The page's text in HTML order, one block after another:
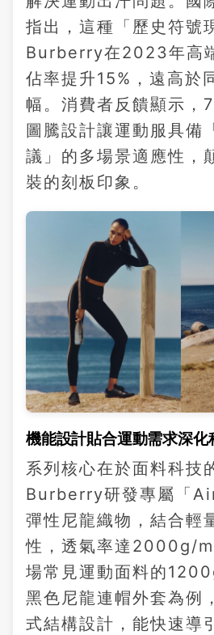
指出，這種「歷史符號
Burberry在2023年高
佔率提升15%，遠高於
幅。消費者反饋顯示，
圖騰設計讓運動服具備
議」的多場景適應性，
裝的刻板印象。
機能設計貼合運動需求深化
系列核心在於面料科技
Burberry研發專屬「
彈性尼龍織物，結合輕
性，透氣率達2000g/
場常見運動面料的
黑色尼龍連帽外套為例
式結構設計，能快速導